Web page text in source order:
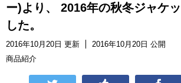
ー)より、 2016年の秋冬ジャケ
した。
2016年10月20日 更新
2016年10月20日 公開
商品紹介